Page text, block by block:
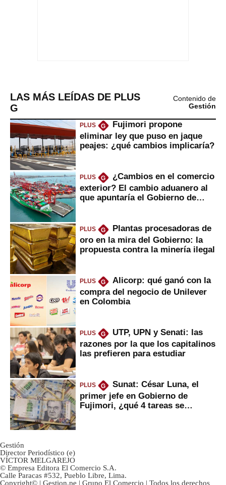
LAS MÁS LEÍDAS DE PLUS
G
Contenido de
Gestión
PLUS G
Fujimori propone
eliminar ley que puso en jaque
peajes: ¿qué cambios implicaría?
PLUS G
¿Cambios en el comercio
exterior? El cambio aduanero al
que apuntaría el Gobierno de
PLUS G
Plantas procesadoras de
oro en la mira del Gobierno: la
propuesta contra la minería ilegal
PLUS G
Alicorp: qué ganó con la
compra del negocio de Unilever
en Colombia
PLUS G
UTP, UPN y Senati: las
razones por la que los capitalinos
las prefieren para estudiar
PLUS G
Sunat: César Luna, el
primer jefe en Gobierno de
Fujimori, ¿qué 4 tareas se
Gestión
Director Periodístico (e)
VÍCTOR MELGAREJO
© Empresa Editora El Comercio S.A.
Calle Paracas #532, Pueblo Libre, Lima.
Copyright© | Gestion.pe | Grupo El Comercio | Todos los derechos